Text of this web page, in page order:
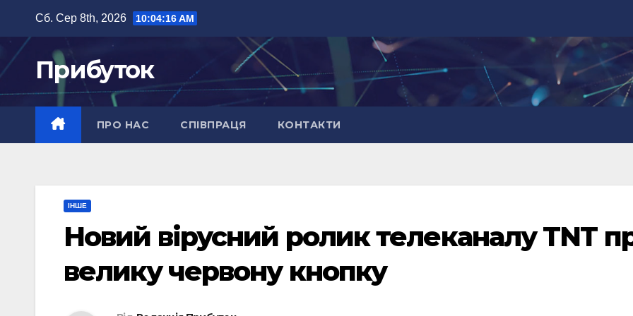
вмісту
Сб. Сер 8th, 2026 10:04:17 AM
Прибуток
ПРО НАС СПІВПРАЦЯ КОНТАКТИ
ІНШЕ
Новий вірусний ролик телеканалу TNT
велику червону кнопку